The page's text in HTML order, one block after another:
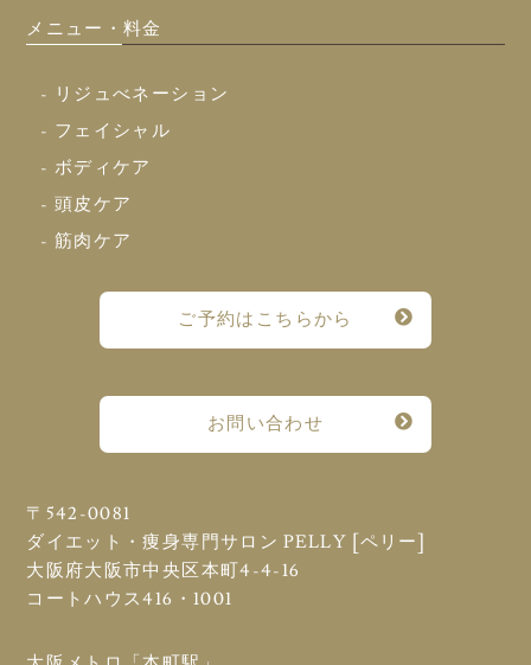
メニュー・料金
- リジュべネーション
- フェイシャル
- ボディケア
- 頭皮ケア
- 筋肉ケア
ご予約はこちらから
お問い合わせ
〒542-0081
ダイエット・痩身専門サロン PELLY [ペリー]
大阪府大阪市中央区本町4-4-16
コートハウス416・1001